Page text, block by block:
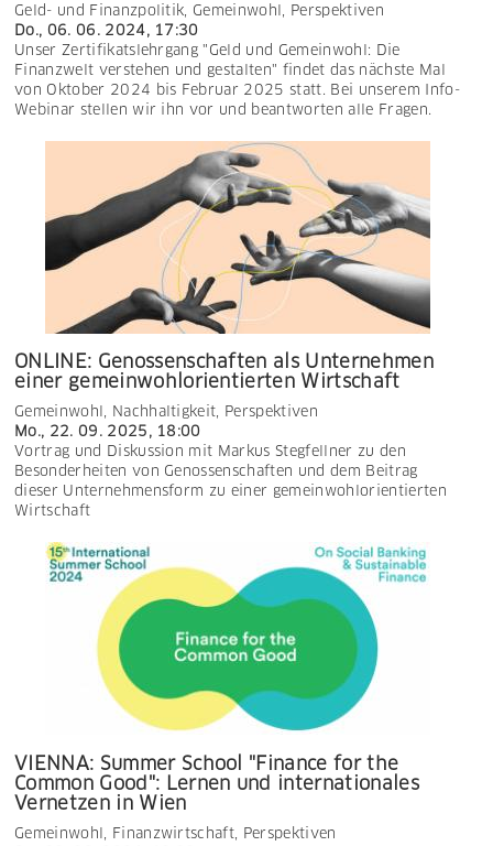
Geld- und Finanzpolitik, Gemeinwohl, Perspektiven
Do., 06. 06. 2024, 17:30
Unser Zertifikatslehrgang "Geld und Gemeinwohl: Die
Finanzwelt verstehen und gestalten" findet das nächste Mal
von Oktober 2024 bis Februar 2025 statt. Bei unserem Info-
Webinar stellen wir ihn vor und beantworten alle Fragen.
ONLINE: Genossenschaften als Unternehmen
einer gemeinwohlorientierten Wirtschaft
Gemeinwohl, Nachhaltigkeit, Perspektiven
Mo., 22. 09. 2025, 18:00
Vortrag und Diskussion mit Markus Stegfellner zu den
Besonderheiten von Genossenschaften und dem Beitrag
dieser Unternehmensform zu einer gemeinwohlorientierten
Wirtschaft
VIENNA: Summer School "Finance for the
Common Good": Lernen und internationales
Vernetzen in Wien
Gemeinwohl, Finanzwirtschaft, Perspektiven